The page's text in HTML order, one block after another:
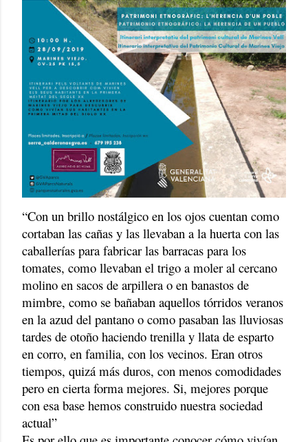
“Con un brillo nostálgico en los ojos cuentan como
cortaban las cañas y las llevaban a la huerta con las
caballerías para fabricar las barracas para los
tomates, como llevaban el trigo a moler al cercano
molino en sacos de arpillera o en banastos de
mimbre, como se bañaban aquellos tórridos veranos
en la azud del pantano o como pasaban las lluviosas
tardes de otoño haciendo trenilla y llata de esparto
en corro, en familia, con los vecinos. Eran otros
tiempos, quizá más duros, con menos comodidades
pero en cierta forma mejores. Si, mejores porque
con esa base hemos construido nuestra sociedad
actual”